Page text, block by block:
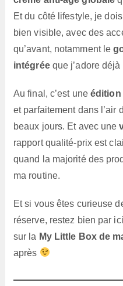
Et du côté lifestyle, je
bien visible, avec des
qu’avant, notamment le
intégréeque j’adore
Au final, c’est une édition
et parfaitement dans l’air
beaux jours. Et avec une
rapport qualité-prix est
quand la majorité des
ma routine.
Et si vous êtes curieuse
réserve, restez bien par
sur la My Little Box de
après